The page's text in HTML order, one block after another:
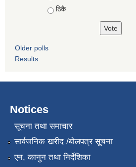
ठिकै
Older polls
Results
Notices
सूचना तथा समाचार
सार्वजनिक खरीद /बोलपत्र सूचना
एन, कानुन तथा निर्देशिका